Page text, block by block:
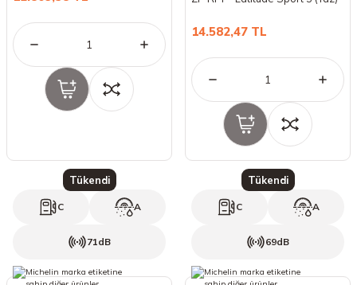
19 Lastikler
20 Lastikler
21 Lastikler
23 Lastikler
14.582,47 TL
Tükendi
C A
71dB
Tükendi
C A
69dB